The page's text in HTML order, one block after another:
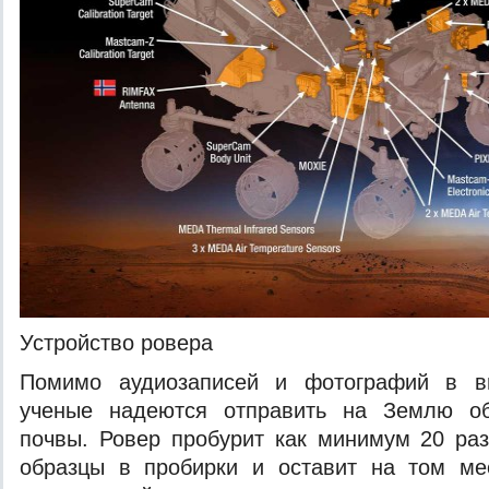
Устройство ровера
Помимо аудиозаписей и фотографий в
ученые надеются отправить на Землю
почвы. Ровер пробурит как минимум 20
образцы в пробирки и оставит на том